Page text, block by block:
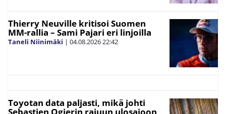
Thierry Neuville kritisoi Suomen
MM-rallia – Sami Pajari eri linjoilla
Taneli Niinimäki | 04.08.202622:42
Toyotan data paljasti, mikä johti